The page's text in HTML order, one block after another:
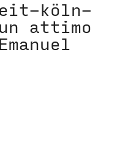
köln-
attimo